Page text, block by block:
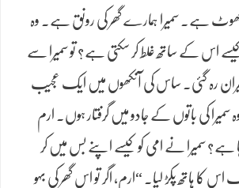
ہے۔ سمیرا ہمارے گھر کی رونق ہے۔ وہ
اس کے ساتھ غلط کر سکتی ہے؟ تو سمیرا سے
رہ گئی۔ ساس کی آنکھوں میں ایک عجیب
کی باتوں کے جادو میں گرفتار ہوں۔ ارم
ہے؟ سمیرا نے امی کو کیسے اپنے بس میں کر
کا ہاتھ پکڑ لیا۔ “ارم، اگر تو اس گھر کی بہو